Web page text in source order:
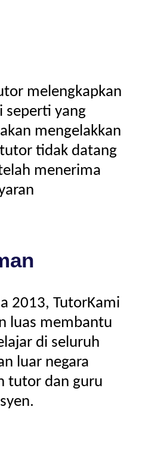
melengkapkan
seperti yang
mengelakkan
tidak datang
menerima
2013, TutorKami
luas membantu
di seluruh
luar negara
tutor dan guru